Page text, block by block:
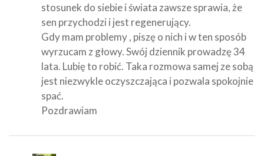
stosunek do siebie i świata zawsze sprawia, że
sen przychodzi i jest regenerujący.
Gdy mam problemy , piszę o nich i w ten sposób
wyrzucam z głowy. Swój dziennik prowadzę 34
lata. Lubię to robić. Taka rozmowa samej ze sobą
jest niezwykle oczyszczająca i pozwala spokojnie
spać.
Pozdrawiam